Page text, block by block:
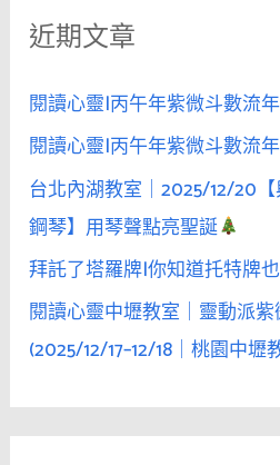
字
近期文章
閱讀心靈|丙午年紫微斗數流
閱讀心靈|丙午年紫微斗數流
台北內湖教室｜2025/12/20
鋼琴】用琴聲點亮聖誕
拜託了塔羅牌|你知道托特牌
閱讀心靈中壢教室｜靈動派
(2025/12/17–12/18｜桃園中壢